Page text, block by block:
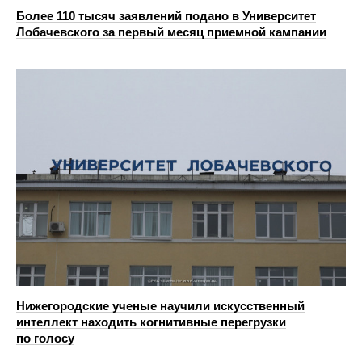
Более 110 тысяч заявлений подано в Университет
Лобачевского за первый месяц приемной кампании
Нижегородские ученые научили искусственный
интеллект находить когнитивные перегрузки
по голосу